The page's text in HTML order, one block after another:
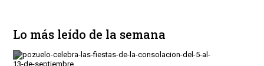
Lo más leído de la semana